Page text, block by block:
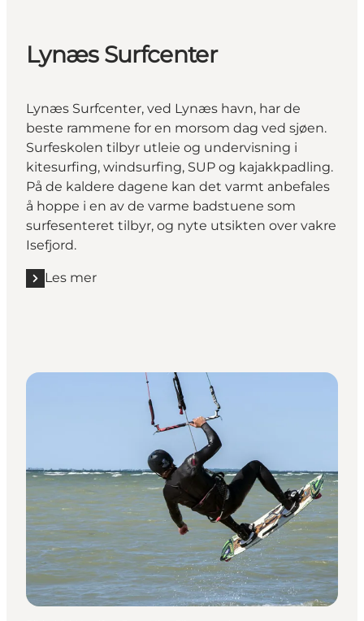
Lynæs Surfcenter
Lynæs Surfcenter, ved Lynæs havn, har de
beste rammene for en morsom dag ved sjøen.
Surfeskolen tilbyr utleie og undervisning i
kitesurfing, windsurfing, SUP og kajakkpadling.
På de kaldere dagene kan det varmt anbefales
å hoppe i en av de varme badstuene som
surfesenteret tilbyr, og nyte utsikten over vakre
Isefjord.
Les mer
Les mer "Lynæs Surfcenter"